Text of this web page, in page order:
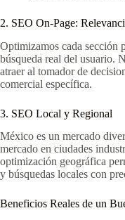
2. SEO On-Page:
Optimizamos cada sección
búsqueda real del usuario.
atraer al tomador de
comercial específica.
3. SEO Local y Regional
México es un mercado
mercado en ciudades
optimización geográfica
y búsquedas locales con
Beneficios Reales de un